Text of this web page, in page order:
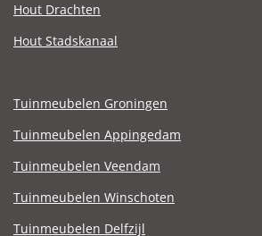
Hout Drachten
Hout Stadskanaal
Tuinmeubelen Groningen
Tuinmeubelen Appingedam
Tuinmeubelen Veendam
Tuinmeubelen Winschoten
Tuinmeubelen Delfzijl